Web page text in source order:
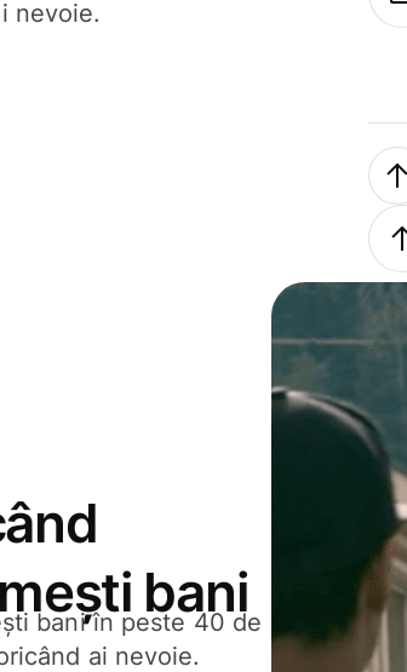
nevoie.
bani
bani în peste 40 de
ai nevoie.